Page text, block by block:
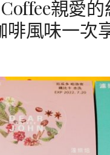
親愛
啡風味一次